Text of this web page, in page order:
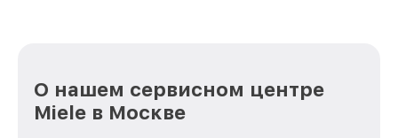
О нашем сервисном центре
Miele в Москве